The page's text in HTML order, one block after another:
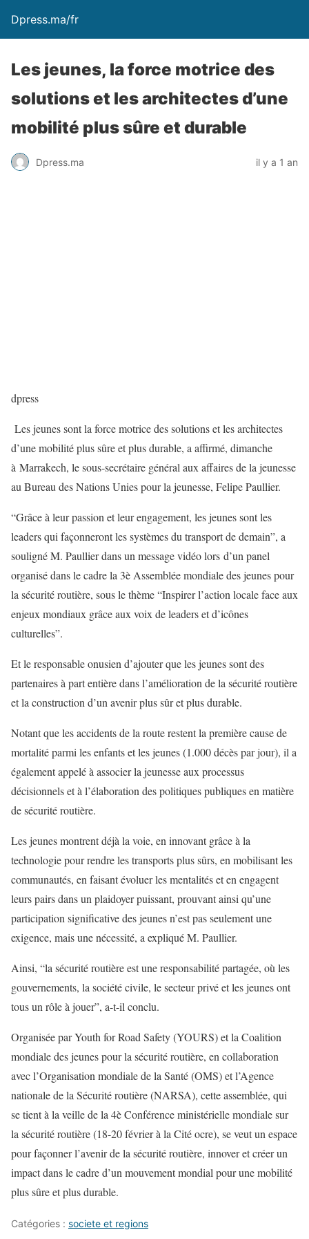
Dpress.ma/fr
Les jeunes, la force motrice des
solutions et les architectes d’une
mobilité plus sûre et durable
Dpress.ma il y a 1 an
dpress
Les jeunes sont la force motrice des solutions et les architectes
d’une mobilité plus sûre et plus durable, a affirmé, dimanche
à Marrakech, le sous-secrétaire général aux affaires de la jeunesse
au Bureau des Nations Unies pour la jeunesse, Felipe Paullier.
“Grâce à leur passion et leur engagement, les jeunes sont les
leaders qui façonneront les systèmes du transport de demain”, a
souligné M. Paullier dans un message vidéo lors d’un panel
organisé dans le cadre la 3è Assemblée mondiale des jeunes pour
la sécurité routière, sous le thème “Inspirer l’action locale face aux
enjeux mondiaux grâce aux voix de leaders et d’icônes
culturelles”.
Et le responsable onusien d’ajouter que les jeunes sont des
partenaires à part entière dans l’amélioration de la sécurité routière
et la construction d’un avenir plus sûr et plus durable.
Notant que les accidents de la route restent la première cause de
mortalité parmi les enfants et les jeunes (1.000 décès par jour), il a
également appelé à associer la jeunesse aux processus
décisionnels et à l’élaboration des politiques publiques en matière
de sécurité routière.
Les jeunes montrent déjà la voie, en innovant grâce à la
technologie pour rendre les transports plus sûrs, en mobilisant les
communautés, en faisant évoluer les mentalités et en engagent
leurs pairs dans un plaidoyer puissant, prouvant ainsi qu’une
participation significative des jeunes n’est pas seulement une
exigence, mais une nécessité, a expliqué M. Paullier.
Ainsi, “la sécurité routière est une responsabilité partagée, où les
gouvernements, la société civile, le secteur privé et les jeunes ont
tous un rôle à jouer”, a-t-il conclu.
Organisée par Youth for Road Safety (YOURS) et la Coalition
mondiale des jeunes pour la sécurité routière, en collaboration
avec l’Organisation mondiale de la Santé (OMS) et l’Agence
nationale de la Sécurité routière (NARSA), cette assemblée, qui
se tient à la veille de la 4è Conférence ministérielle mondiale sur
la sécurité routière (18-20 février à la Cité ocre), se veut un espace
pour façonner l’avenir de la sécurité routière, innover et créer un
impact dans le cadre d’un mouvement mondial pour une mobilité
plus sûre et plus durable.
Catégories : societe et regions